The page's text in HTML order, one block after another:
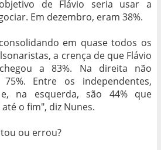
de Flávio seria usar a
Em dezembro, eram 38%.
em quase todos os
a crença de que Flávio
a 83%. Na direita não
Entre os independentes,
na esquerda, são 44% que
o fim", diz Nunes.
ou errou?